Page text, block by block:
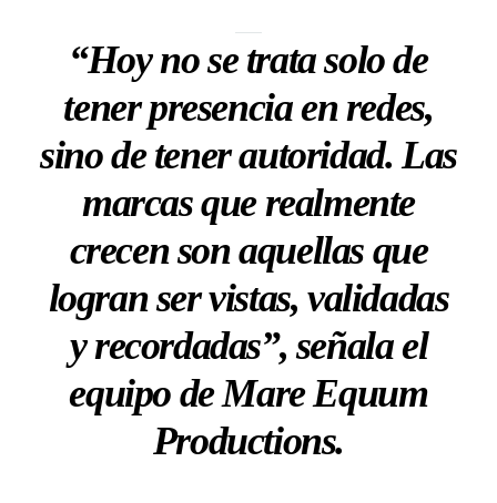
“Hoy no se trata solo de
tener presencia en redes,
sino de tener autoridad. Las
marcas que realmente
crecen son aquellas que
logran ser vistas, validadas
y recordadas”, señala el
equipo de Mare Equum
Productions.